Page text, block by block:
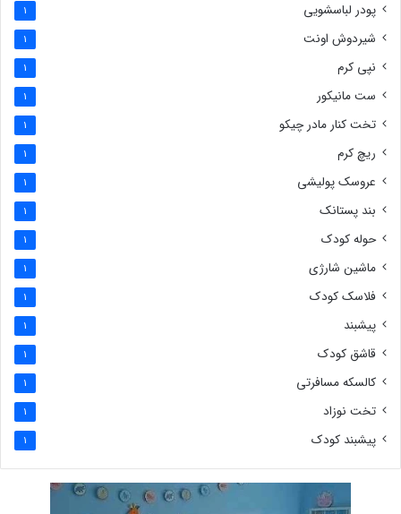
پودر لباسشویی 1
شیردوش اونت 1
نپی کرم 1
ست مانیکور 1
تخت کنار مادر چیکو 1
ریچ کرم 1
عروسک پولیشی 1
بند پستانک 1
حوله کودک 1
ماشین شارژی 1
فلاسک کودک 1
پیشبند 1
قاشق کودک 1
کالسکه مسافرتی 1
تخت نوزاد 1
پیشبند کودک 1